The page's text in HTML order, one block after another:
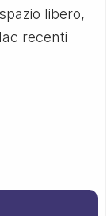
libero,
recenti